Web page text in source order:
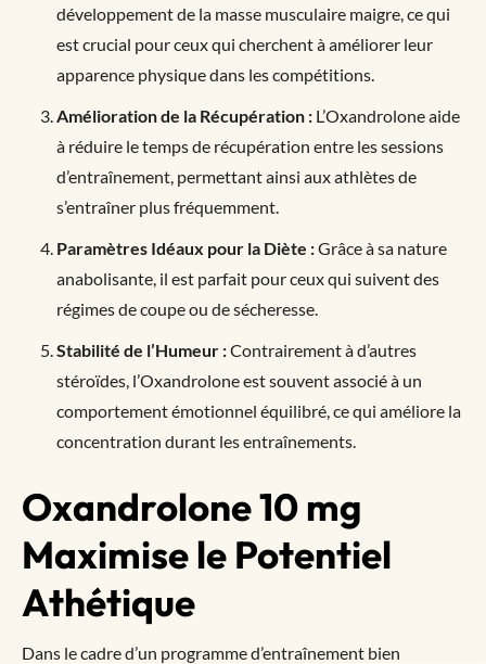
développement de la masse musculaire maigre, ce qui
est crucial pour ceux qui cherchent à améliorer leur
apparence physique dans les compétitions.
Amélioration de la Récupération : L’Oxandrolone aide
à réduire le temps de récupération entre les sessions
d’entraînement, permettant ainsi aux athlètes de
s’entraîner plus fréquemment.
Paramètres Idéaux pour la Diète :Grâce à sa nature
anabolisante, il est parfait pour ceux qui suivent des
régimes de coupe ou de sécheresse.
Stabilité de l’Humeur :Contrairement à d’autres
stéroïdes, l’Oxandrolone est souvent associé à un
comportement émotionnel équilibré, ce qui améliore la
concentration durant les entraînements.
Oxandrolone 10 mg
Maximise le Potentiel
Athétique
Dans le cadre d’un programme d’entraînement bien